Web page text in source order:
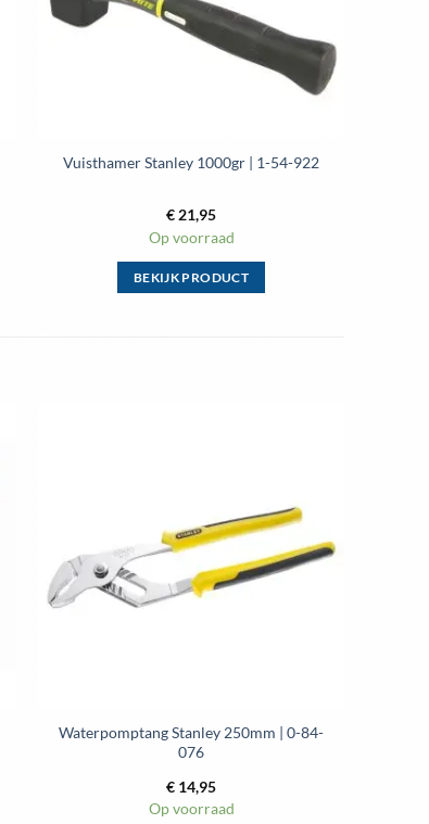
Vuisthamer Stanley 1000gr | 1-54-922
€ 21,95
Op voorraad
BEKIJK PRODUCT
worden
op
de
productpagina
Waterpomptang Stanley 250mm | 0-84-
076
€ 14,95
Op voorraad